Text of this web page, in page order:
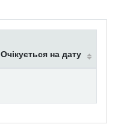
Очікується на дату